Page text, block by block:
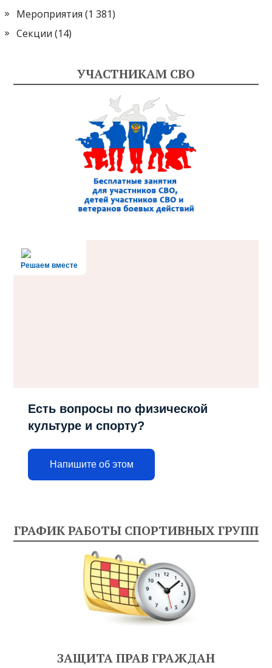
Мероприятия (1 381)
Секции (14)
УЧАСТНИКАМ СВО
Решаем вместе
Есть вопросы по физической
культуре и спорту?
Напишите об этом
ГРАФИК РАБОТЫ СПОРТИВНЫХ ГРУПП
ЗАЩИТА ПРАВ ГРАЖДАН